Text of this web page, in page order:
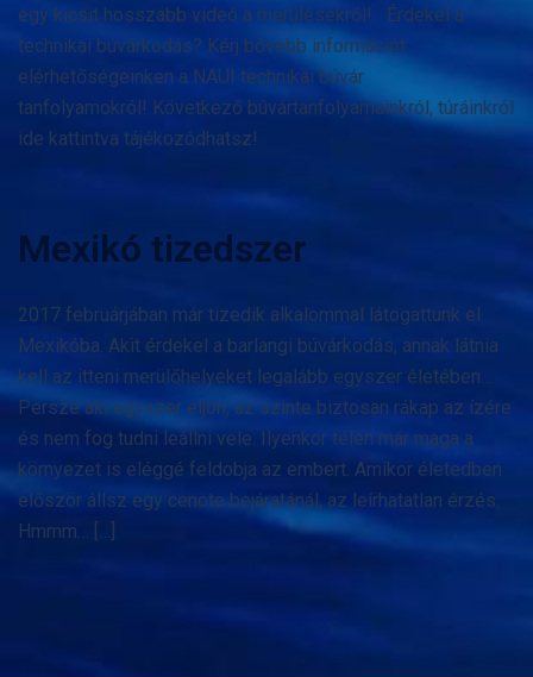
egy kicsit hosszabb videó a merülésekről! Érdekel a
technikai búvárkodás? Kérj bővebb információt
elérhetőségeinken a NAUI technikai búvár
tanfolyamokról! Következő búvártanfolyamainkról, túráinkról
ide kattintva tájékozódhatsz!
Mexikó tizedszer
2017 februárjában már tizedik alkalommal látogattunk el
Mexikóba. Akit érdekel a barlangi búvárkodás, annak látnia
kell az itteni merülőhelyeket legalább egyszer életében…
Persze aki egyszer eljön, az szinte biztosan rákap az ízére
és nem fog tudni leállni vele. Ilyenkor télen már maga a
környezet is eléggé feldobja az embert. Amikor életedben
először állsz egy cenote bejáratánál, az leírhatatlan érzés.
Hmmm… […]